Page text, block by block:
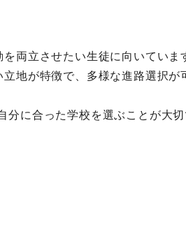
両立させたい生徒に向いていま
地が特徴で、多様な進路選択が
に合った学校を選ぶことが大切